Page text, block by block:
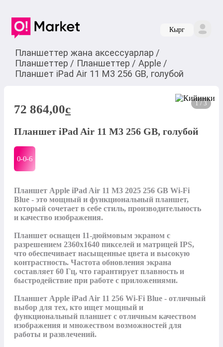
Кырг
Планшеттер жана аксессуарлар /
Планшеттер / Планшеттер / Apple /
Планшет iPad Air 11 M3 256 GB, голубой
1 / 3
72 864,00c
Планшет iPad Air 11 M3 256 GB, голубой
0-0-6
Планшет Apple iPad Air 11 M3 2025 256 GB Wi-Fi
Blue - это мощный и функциональный планшет,
который сочетает в себе стиль, производительность
и качество изображения.
Планшет оснащен 11-дюймовым экраном с
разрешением 2360x1640 пикселей и матрицей IPS,
что обеспечивает насыщенные цвета и высокую
контрастность. Частота обновления экрана
составляет 60 Гц, что гарантирует плавность и
быстродействие при работе с приложениями.
Планшет Apple iPad Air 11 256 Wi-Fi Blue - отличный
выбор для тех, кто ищет мощный и
функциональный планшет с отличным качеством
изображения и множеством возможностей для
работы и развлечений.